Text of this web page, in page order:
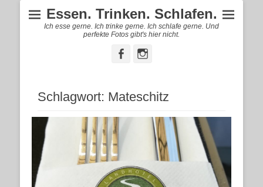
Essen. Trinken. Schlafen.
Ich esse gerne. Ich trinke gerne. Ich schlafe gerne. Und
perfekte Fotos gibt's hier nicht.
FacebookInstagram
Schlagwort: Mateschitz